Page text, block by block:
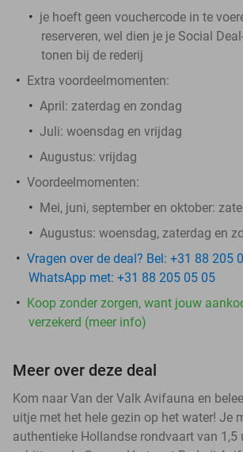
je hoeft geen vouchercode in te
reserveren, wel dien je je Social
tonen bij de rederij
Extra voordeelmomenten:
April: zaterdag en zondag
Juli: woensdag en vrijdag
Augustus: vrijdag
​Voordeelmomenten:​
Mei, juni, september en oktober:
Augustus: woensdag, zaterdag en
Vragen over de deal? Bel: +31 88 205
WhatsApp met: +31 88 205 05 05
Koop zonder zorgen, want jouw
verzekerd (meer info)
Meer over deze deal
Kom naar Van der Valk Avifauna en
uitje met het hele gezin op het water! Je
authentieke Hollandse rondvaart van 1,5